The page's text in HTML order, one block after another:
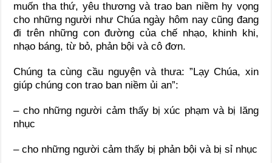
muốn tha thứ, yêu thương và trao ban niềm hy vọng
cho những người như Chúa ngày hôm nay cũng đang
đi trên những con đường của chế nhạo, khinh khi,
nhạo báng, từ bỏ, phản bội và cô đơn.
Chúng ta cùng cầu nguyện và thưa: ”Lạy Chúa, xin
giúp chúng con trao ban niềm ủi an”:
– cho những người cảm thấy bị xúc phạm và bị lăng
nhục
– cho những người cảm thấy bị phản bội và bị sỉ nhục